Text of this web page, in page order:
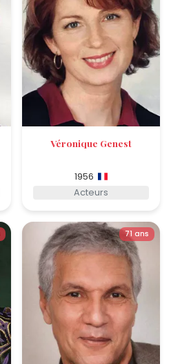
Véronique Genest
1956
Acteurs
71 ans